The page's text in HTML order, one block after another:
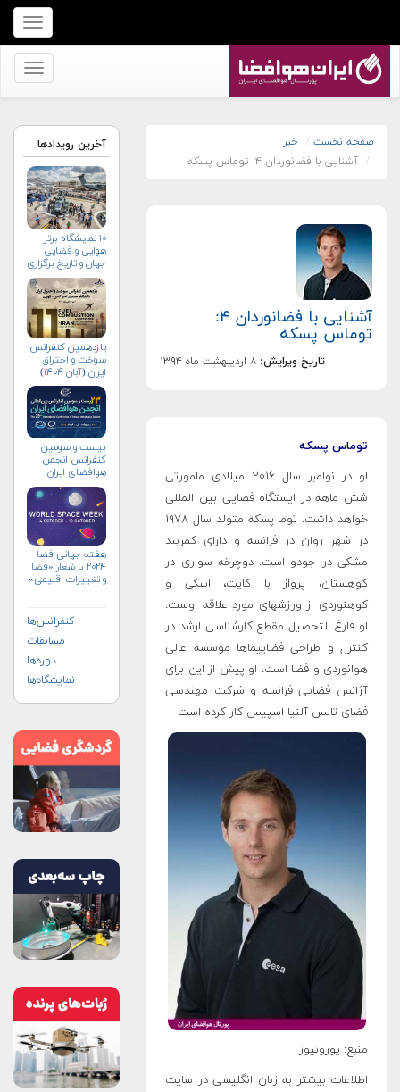
برای
نمایش
منو
برای
کنید
صفحه نخست
خبر
آشنایی با فضانوردان ۴: توماس پسکه
آشنایی با فضانوردان ۴:
توماس پسکه
تاریخ ویرایش: ۸ اردیبهشت ماه ۱۳۹۴
توماس پسکه
او در نوامبر سال ۲۰۱۶ میلادی مامورتی
شش ماهه در ایستگاه فضایی بین المللی
خواهد داشت. توما پسکه متولد سال ۱۹۷۸
در شهر روان در فرانسه و دارای کمربند
مشکی در جودو است. دوچرخه سواری در
کوهستان، پرواز با کایت، اسکی و
کوهنوردی از ورزشهای مورد علاقه اوست.
او فارغ التحصیل مقطع کارشناسی ارشد در
کنترل و طراحی فضاپیماها موسسه عالی
هوانوردی و فضا است. او پیش از این برای
آژانس فضایی فرانسه و شرکت مهندسی
فضای تالس آلنیا اسپیس کار کرده است
منبع: یورونیوز
اطلاعات بیشتر به زبان انگلیسی در سایت
آخرین رویدادها
۱۰ نمایشگاه برتر
هوایی و فضایی
جهان و تاریخ برگزاری
آن‌ها
یازدهمین کنفرانس
سوخت و احتراق
ایران (آبان‌ ۱۴۰۴)
بیست و سومین
کنفرانس انجمن
هوافضای ايران
هفته جهانی فضا
۲۰۲۴ با شعار «فضا
و تغییرات اقلیمی»
کنفرانس‌ها
مسابقات
دوره‌ها
نمایشگاه‌ها